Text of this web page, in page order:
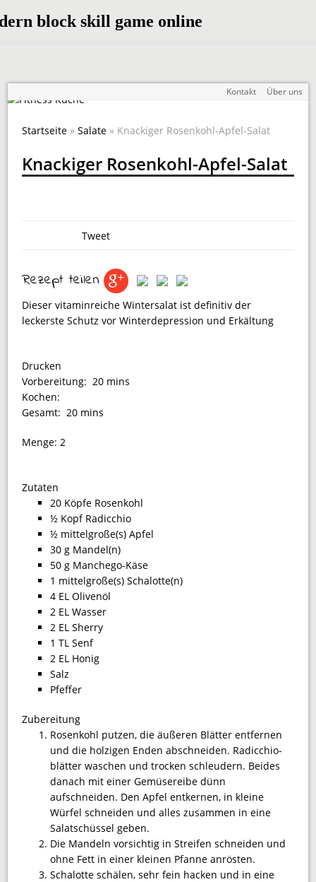
Kontakt Über uns
Startseite »Salate » Knackiger Rosenkohl-Apfel-Salat
Knackiger Rosenkohl-Apfel-Salat
Tweet
Rezept teilen
Dieser vitaminreiche Wintersalat ist definitiv der
leckerste Schutz vor Winterdepression und Erkältung
Drucken
Vorbereitung: 20 mins
Kochen:
Gesamt: 20 mins
Menge: 2
Zutaten
20 Köpfe Rosenkohl
½ Kopf Radicchio
½ mittelgroße(s) Apfel
30 g Mandel(n)
50 g Manchego-Käse
1 mittelgroße(s) Schalotte(n)
4 EL Olivenöl
2 EL Wasser
2 EL Sherry
1 TL Senf
2 EL Honig
Salz
Pfeffer
Zubereitung
Rosenkohl putzen, die äußeren Blätter entfernen
und die holzigen Enden abschneiden. Radicchio­
blätter waschen und trocken schleudern. Beides
danach mit einer Gemüsereibe dünn
aufschneiden. Den Apfel entkernen, in kleine
Würfel schneiden und alles zusammen in eine
Salatschüssel geben.
Die Mandeln vorsichtig in Streifen schneiden und
ohne Fett in einer kleinen Pfanne anrösten.
Schalotte schälen, sehr fein hacken und in eine